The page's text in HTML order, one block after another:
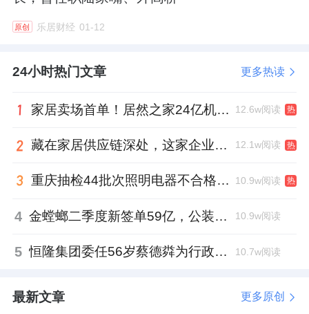
在徐泾这个价位段，非常有竞争力。
立体社区底盘之上，如何营造生活场景？
依托全域抬板这一物理基础，悦海棠真正拉开
空间，系统性地还给了生活，尤其是藏在抬板
之下的“隐形配套”——绿城没有选择省成本的
心：
超9米挑高的综合球馆，兼容篮球、羽毛球等球
原创 乐居财经 01-12
24小时热门文章 更多热读
家居卖场首单！居然之家24亿机构间REITs获深交所无异议函 12.6w阅读 热
藏在家居供应链深处，这家企业正在悄悄转型 12.1w阅读 热
重庆抽检44批次照明电器不合格，木林森全资子公司被点名 10.9w阅读 热
4 金螳螂二季度新签单59亿，公装业务贡献逾八成 10.9w阅读
5 恒隆集团委任56岁蔡德粦为行政总裁、年薪2052万港元，曾任星巴克中国CEO 10.7w阅读
最新文章 更多原创